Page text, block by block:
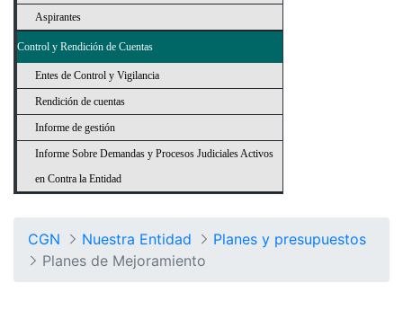
Aspirantes
Control y Rendición de Cuentas
Entes de Control y Vigilancia
Rendición de cuentas
Informe de gestión
Informe Sobre Demandas y Procesos Judiciales Activos
en Contra la Entidad
CGN Nuestra Entidad
Planes y presupuestos
Planes de Mejoramiento